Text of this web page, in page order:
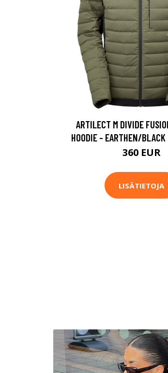
ARTILECT M DIVIDE
HOODIE - EARTHEN/
360 EUR
LISÄTIETOJA